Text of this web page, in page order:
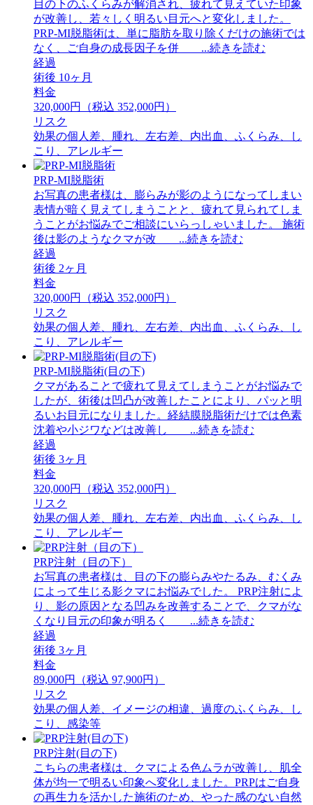
目の下のふくらみが解消され、疲れて見えていた印象
が改善し、若々しく明るい目元へと変化しました。
PRP-MI脱脂術は、単に脂肪を取り除くだけの施術では
なく、ご自身の成長因子を併 ...続きを読む
経過
術後 10ヶ月
料金
320,000円（税込 352,000円）
リスク
効果の個人差、腫れ、左右差、内出血、ふくらみ、し
こり、アレルギー
PRP-MI脱脂術
お写真の患者様は、膨らみが影のようになってしまい
表情が暗く見えてしまうことと、疲れて見られてしま
うことがお悩みでご相談にいらっしゃいました。 ⁡施術
後は影のようなクマが改 ...続きを読む
経過
術後 2ヶ月
料金
320,000円（税込 352,000円）
リスク
効果の個人差、腫れ、左右差、内出血、ふくらみ、し
こり、アレルギー
PRP-MI脱脂術(目の下)
クマがあることで疲れて見えてしまうことがお悩みで
したが、術後は凹凸が改善したことにより、パッと明
るいお目元になりました。経結膜脱脂術だけでは色素
沈着や小ジワなどは改善し ...続きを読む
経過
術後 3ヶ月
料金
320,000円（税込 352,000円）
リスク
効果の個人差、腫れ、左右差、内出血、ふくらみ、し
こり、アレルギー
PRP注射（目の下）
お写真の患者様は、目の下の膨らみやたるみ、むくみ
によって生じる影クマにお悩みでした。 PRP注射によ
り、影の原因となる凹みを改善することで、クマがな
くなり目元の印象が明るく ...続きを読む
経過
術後 3ヶ月
料金
89,000円（税込 97,900円）
リスク
効果の個人差、イメージの相違、過度のふくらみ、し
こり、感染等
PRP注射(目の下)
こちらの患者様は、クマによる色ムラが改善し、肌全
体が均一で明るい印象へ変化しました。PRPはご自身
の再生力を活かした施術のため、やった感のない自然